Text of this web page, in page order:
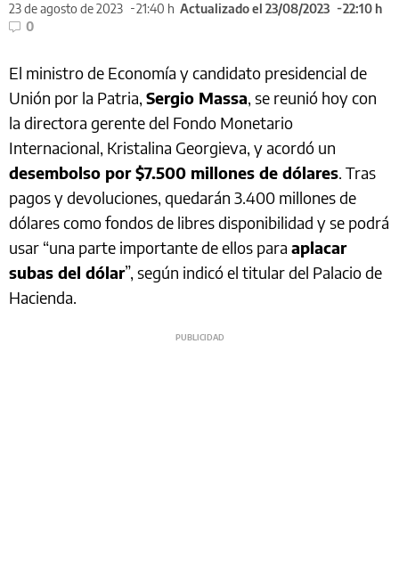
23 de agosto de 2023
21:40 h Actualizado el 23/08/2023
22:10 h
0
El ministro de Economía y candidato presidencial de
Unión por la Patria, Sergio Massa, se reunió hoy con
la directora gerente del Fondo Monetario
Internacional, Kristalina Georgieva, y acordó un
desembolso por $7.500 millones de dólares. Tras
pagos y devoluciones, quedarán 3.400 millones de
dólares como fondos de libres disponibilidad y se podrá
usar “una parte importante de ellos para aplacar
subas del dólar”, según indicó el titular del Palacio de
Hacienda.